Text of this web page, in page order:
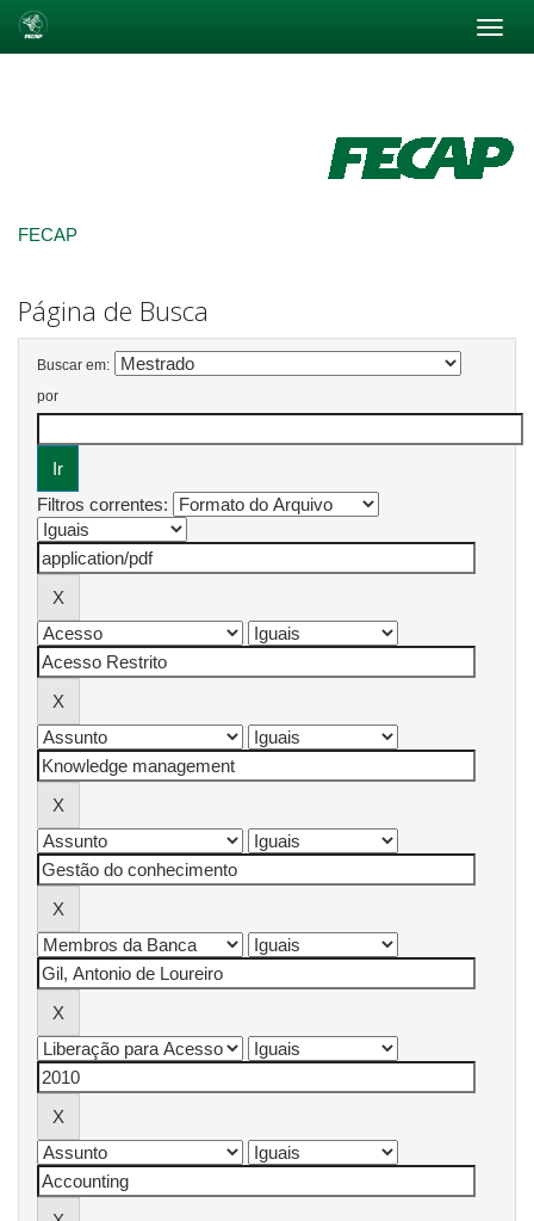
FECAP
Página de Busca
Buscar em:
por
Filtros correntes: